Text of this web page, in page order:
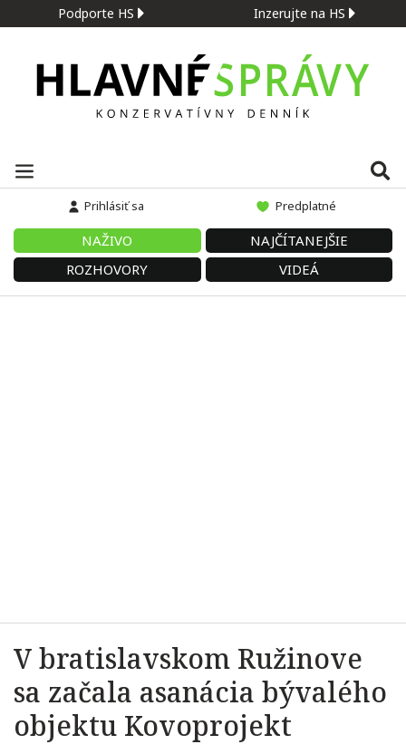
Podporte HS Inzerujte na HS
Prihlásiť sa Predplatné
NAŽIVO
NAJČÍTANEJŠIE
ROZHOVORY
VIDEÁ
V bratislavskom Ružinove
sa začala asanácia bývalého
objektu Kovoprojekt